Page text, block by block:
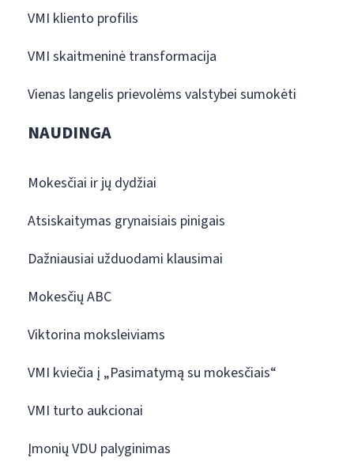
VMI kliento profilis
VMI skaitmeninė transformacija
Vienas langelis prievolėms valstybei sumokėti
NAUDINGA
Mokesčiai ir jų dydžiai
Atsiskaitymas grynaisiais pinigais
Dažniausiai užduodami klausimai
Mokesčių ABC
Viktorina moksleiviams
VMI kviečia į „Pasimatymą su mokesčiais“
VMI turto aukcionai
Įmonių VDU palyginimas